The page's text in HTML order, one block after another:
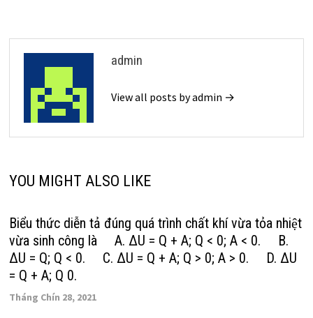
admin
View all posts by admin →
YOU MIGHT ALSO LIKE
Biểu thức diễn tả đúng quá trình chất khí vừa tỏa nhiệt
vừa sinh công là A. ΔU = Q + A; Q < 0; A < 0. B.
ΔU = Q; Q < 0. C. ΔU = Q + A; Q > 0; A > 0. D. ΔU
= Q + A; Q 0.
Tháng Chín 28, 2021